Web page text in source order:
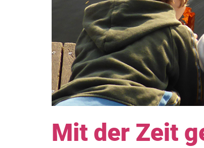
Mit der Zeit